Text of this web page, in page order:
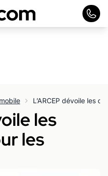
L’ARCEP dévoile les
les
les